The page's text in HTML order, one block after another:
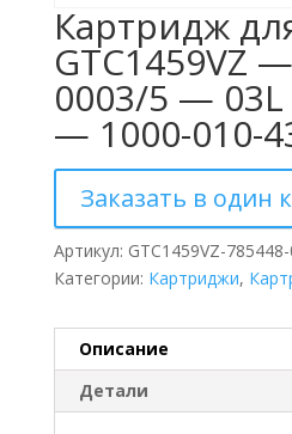
Картридж
GTC1459VZ
0003/5 — 03L
— 1000-010-
Заказать в один
Артикул: GTC1459VZ-
Категории: Картриджи,
Описание
Детали